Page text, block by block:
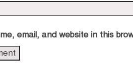
email, and website in this